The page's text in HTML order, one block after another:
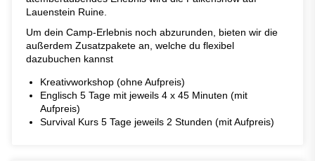
Lauenstein Ruine.
Um dein Camp-Erlebnis noch abzurunden, bieten wir die
außerdem Zusatzpakete an, welche du flexibel
dazubuchen kannst
Kreativworkshop (ohne Aufpreis)
Englisch 5 Tage mit jeweils 4 x 45 Minuten (mit
Aufpreis)
Survival Kurs 5 Tage jeweils 2 Stunden (mit Aufpreis)